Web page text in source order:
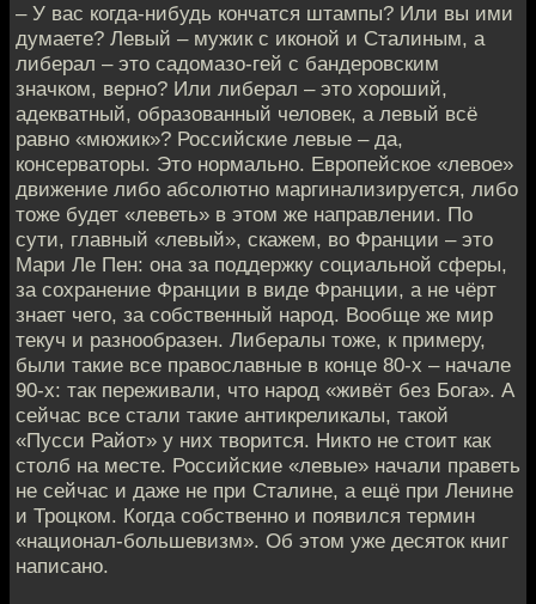
– У вас когда-нибудь кончатся штампы? Или вы ими
думаете? Левый – мужик с иконой и Сталиным, а
либерал – это садомазо-гей с бандеровским
значком, верно? Или либерал – это хороший,
адекватный, образованный человек, а левый всё
равно «мюжик»? Российские левые – да,
консерваторы. Это нормально. Европейское «левое»
движение либо абсолютно маргинализируется, либо
тоже будет «леветь» в этом же направлении. По
сути, главный «левый», скажем, во Франции – это
Мари Ле Пен: она за поддержку социальной сферы,
за сохранение Франции в виде Франции, а не чёрт
знает чего, за собственный народ. Вообще же мир
текуч и разнообразен. Либералы тоже, к примеру,
были такие все православные в конце 80-х – начале
90-х: так переживали, что народ «живёт без Бога». А
сейчас все стали такие антикреликалы, такой
«Пусси Райот» у них творится. Никто не стоит как
столб на месте. Российские «левые» начали праветь
не сейчас и даже не при Сталине, а ещё при Ленине
и Троцком. Когда собственно и появился термин
«национал-большевизм». Об этом уже десяток книг
написано.